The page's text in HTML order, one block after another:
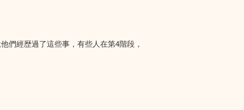
們經歴過了這些事，有些人在第4階段，